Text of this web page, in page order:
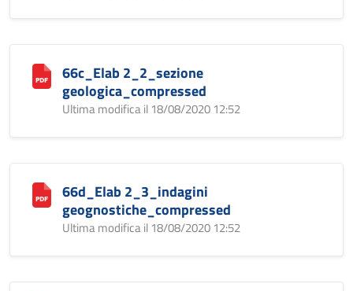
66c_Elab 2_2_sezione
geologica_compressed
Ultima modifica il 18/08/2020 12:52
66d_Elab 2_3_indagini
geognostiche_compressed
Ultima modifica il 18/08/2020 12:52